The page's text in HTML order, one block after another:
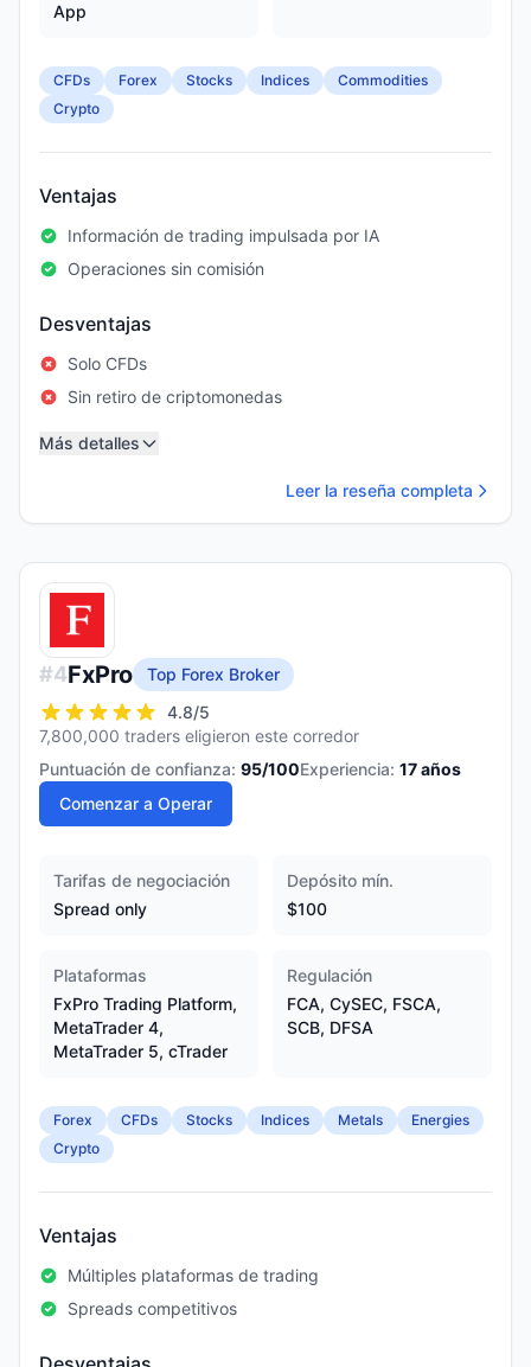
App
CFDs Forex Stocks Indices
Commodities
Crypto
Ventajas
Información de trading impulsada por IA
Operaciones sin comisión
Desventajas
Solo CFDs
Sin retiro de criptomonedas
Más detalles
Leer la reseña completa
#4FxPro
Top Forex Broker
4.8/5
7,800,000 traders eligieron este corredor
Puntuación de confianza: 95/100Experiencia: 17años
Comenzar a Operar
Tarifas de negociación
Spread only
Depósito mín.
$100
Plataformas
FxPro Trading Platform,
MetaTrader 4,
MetaTrader 5, cTrader
Regulación
FCA, CySEC, FSCA,
SCB, DFSA
Forex CFDs Stocks Indices Metals
Energies
Crypto
Ventajas
Múltiples plataformas de trading
Spreads competitivos